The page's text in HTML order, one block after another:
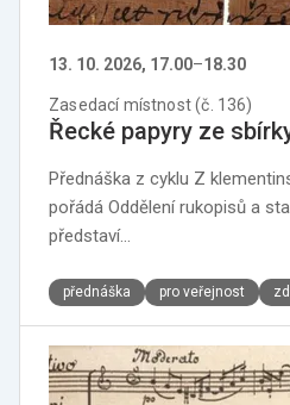
13. 10. 2026, 17.00–18.30
Zasedací místnost (č. 136)
Řecké papyry ze
Přednáška z cyklu Z
pořádá Oddělení rukopisů a
představí…
přednáška pro veřejnost